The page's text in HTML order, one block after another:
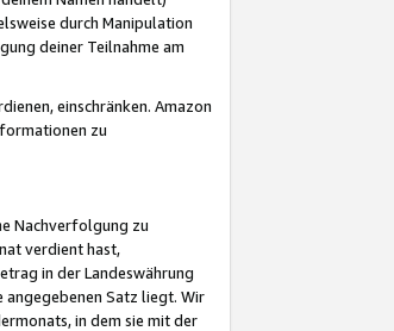
durch Manipulation
deiner Teilnahme am
einschränken. Amazon
zu
Nachverfolgung zu
verdient hast,
in der Landeswährung
angegebenen Satz liegt. Wir
in dem sie mit der